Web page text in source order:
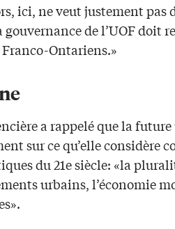
ici, ne veut justement pas
gouvernance de l’UOF doit
Ontariens.»
a rappelé que la
sur ce qu’elle considère
du 21e siècle: «la
urbains, l’économie